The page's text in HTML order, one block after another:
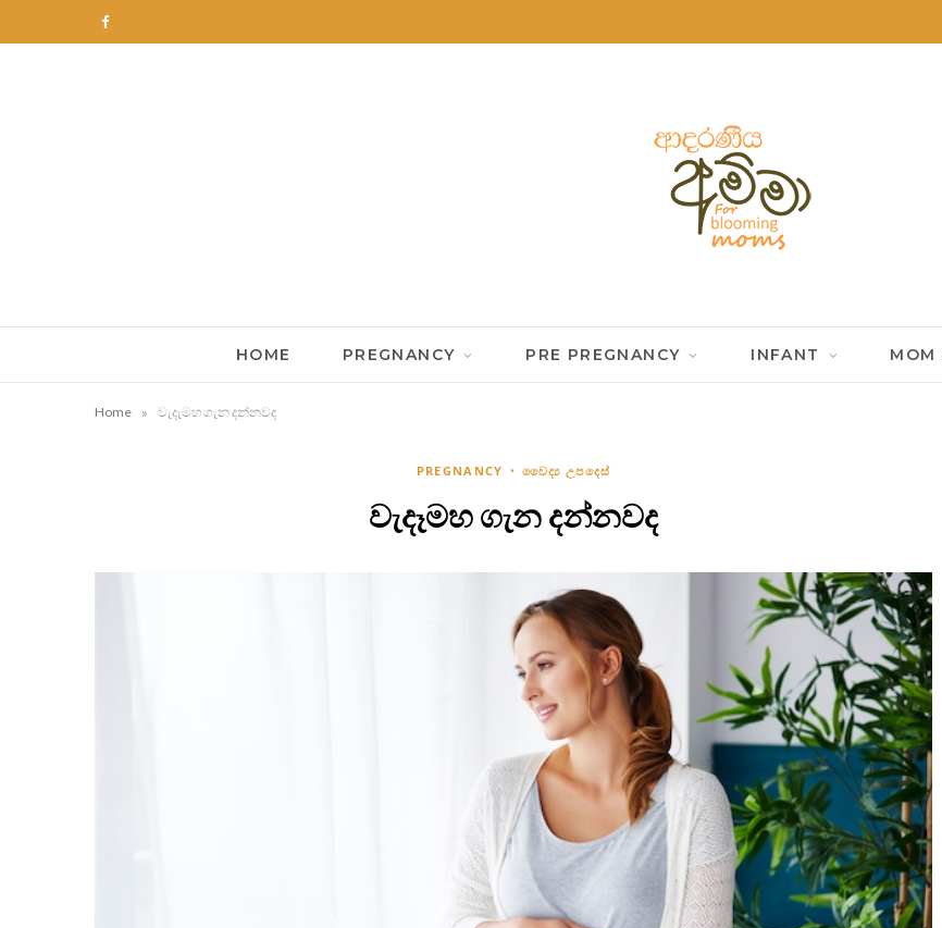
F
k
HOME PREGNANCY PRE PREGNANCY INFANT MOM
Home » වැදෑමහ ගැන දන්නවද
PREGNANCY වෛද්‍ය උපදෙස්
වැදෑමහ ගැන දන්නවද